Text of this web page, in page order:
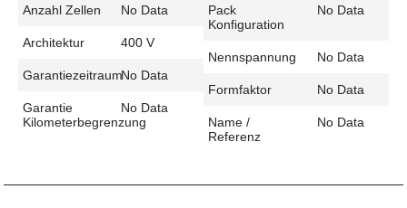
Anzahl Zellen No Data
Architektur 400 V
GarantiezeitraumNo Data
Garantie
Kilometerbegrenzung
No Data
Pack
Konfiguration
No Data
Nennspannung No Data
Formfaktor No Data
Name /
Referenz
No Data